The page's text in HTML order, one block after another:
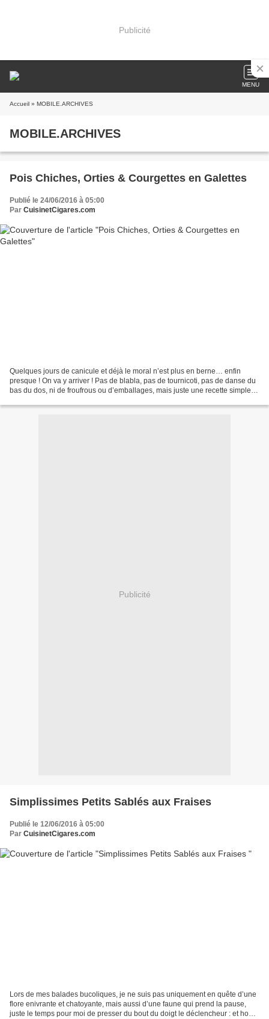
Publicité
MENU
Accueil » MOBILE.ARCHIVES
MOBILE.ARCHIVES
Pois Chiches, Orties & Courgettes en Galettes
Publié le 24/06/2016 à 05:00
Par CuisinetCigares.com
Quelques jours de canicule et déjà le moral n’est plus en berne… enfin
presque ! On va y arriver ! Pas de blabla, pas de tournicoti, pas de danse du
bas du dos, ni de froufrous ou d’emballages, mais juste une recette simple,
Publicité
Simplissimes Petits Sablés aux Fraises
Publié le 12/06/2016 à 05:00
Par CuisinetCigares.com
Lors de mes balades bucoliques, je ne suis pas uniquement en quête d’une
flore enivrante et chatoyante, mais aussi d’une faune qui prend la pause,
juste le temps pour moi de presser du bout du doigt le déclencheur : et hop